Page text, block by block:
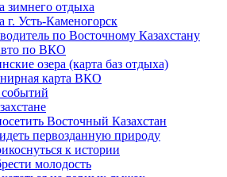
зимнего отдыха
г. Усть-Каменогорск
по Восточному Казахстану
по ВКО
озера (карта баз отдыха)
карта ВКО
Восточный Казахстан
первозданную природу
к истории
молодость